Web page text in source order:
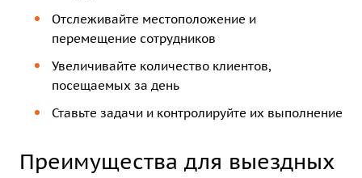
Отслеживайте местоположение и
перемещение сотрудников
Увеличивайте количество клиентов,
посещаемых за день
Ставьте задачи и контролируйте их выполнение
Преимущества для выездных